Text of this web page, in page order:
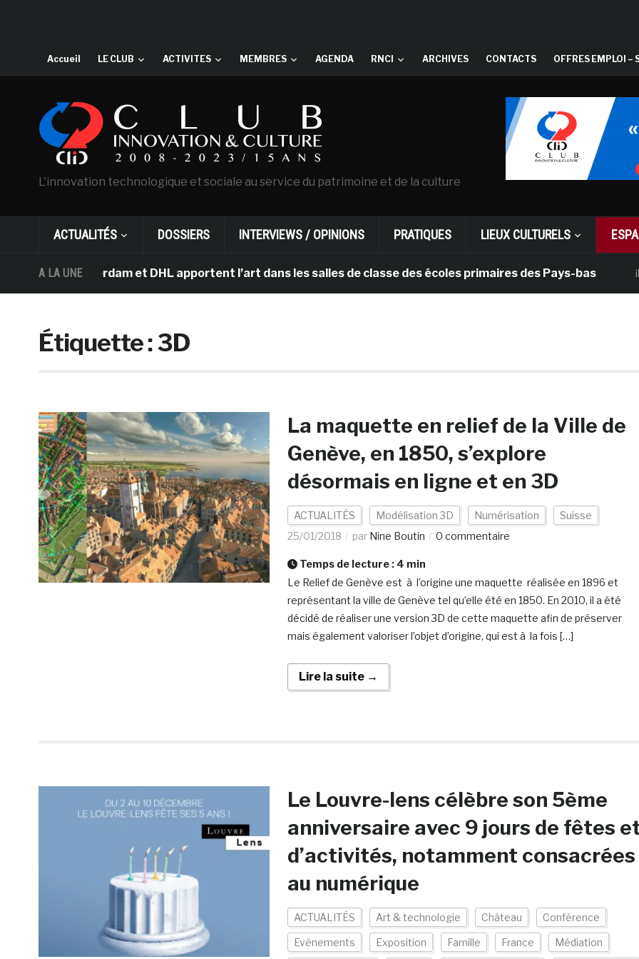
Accueil LE CLUB ACTIVITES MEMBRES AGENDA RNCI ARCHIVES CONTACTS OFFRES EMPLOI –
L'innovation technologique et sociale au service du patrimoine et de la culture
ACTUALITÉS DOSSIERS INTERVIEWS / OPINIONS PRATIQUES LIEUX CULTURELS
A LA UNE
d’Amsterdam et DHL apportent l’art dans les salles de classe des écoles primaires des Pays-bas il y a 1
Étiquette :3D
La maquette en relief de la Ville de
Genève, en 1850, s’explore
désormais en ligne et en 3D
ACTUALITÉS Modélisation 3D Numérisation
Suisse
25/01/2018
par Nine Boutin 0 commentaire
Temps de lecture : 4 min
Le Relief de Genève est à l’origine une maquette réalisée en 1896 et
représentant la ville de Genève tel qu’elle été en 1850. En 2010, il a été
décidé de réaliser une version 3D de cette maquette afin de préserver
mais également valoriser l’objet d’origine, qui est à la fois […]
Lire la suite →
Le Louvre-lens célèbre son 5ème
anniversaire avec 9 jours de fêtes
d’activités, notamment consacrées
au numérique
ACTUALITÉS Art & technologie Château Conférence
Evénements Exposition Famille France Médiation